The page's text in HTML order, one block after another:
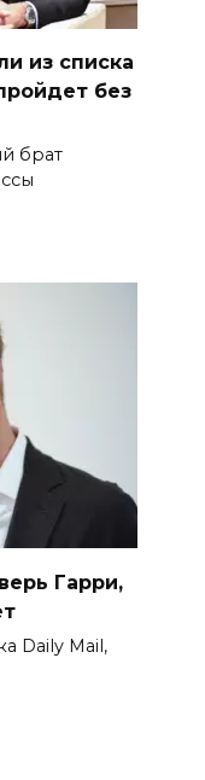
из списка
без
брат
Гарри,
Daily Mail,